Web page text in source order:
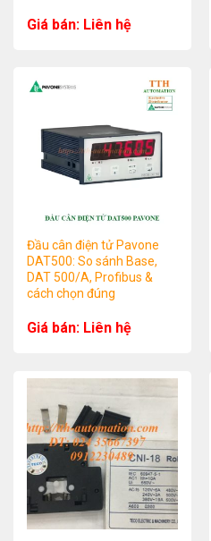
Giá bán: Liên hệ
Đầu cân điện tử Pavone
DAT500: So sánh Base,
DAT 500/A, Profibus &
cách chọn đúng
Giá bán: Liên hệ